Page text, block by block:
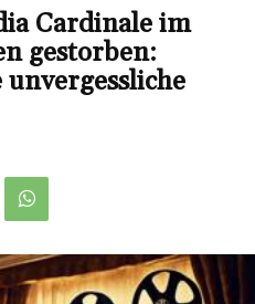
Cardinale im
gestorben: